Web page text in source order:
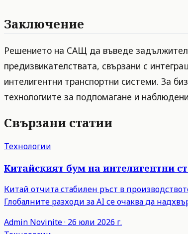
Заключение
Решението на САЩ да въведе
предизвикателствата, свързани с
интелигентни транспортни системи. За
технологиите за подпомагане и
Свързани статии
Технологии
Китайският бум на интелигентни
Китай отчита стабилен ръст в
Глобалните разходи за AI се очаква да
Admin Novinite· 26 юли 2026 г.